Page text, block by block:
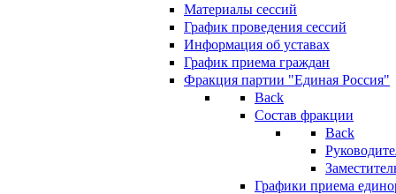
Материалы сессий
График проведения сессий
Информация об уставах
График приема граждан
Фракция партии "Единая Россия"
Back
Состав фракции
Back
Графики приема